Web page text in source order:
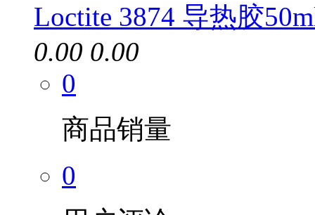
Loctite 3874 导热胶
0.00 0.00
0
商品销量
0